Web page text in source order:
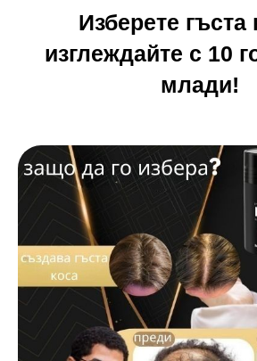
Изберете гъста
изглеждайте с 10
млади!